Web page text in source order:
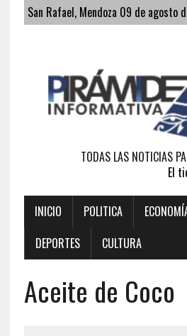
San Rafael, Mendoza 09 de agosto
TODAS LAS NOTICIAS
El
INICIO POLITICA
DEPORTES
CULTURA
Aceite de Coco